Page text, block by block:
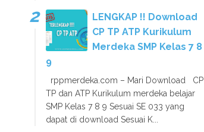
LENGKAP !! Download
CP TP ATP Kurikulum
Merdeka SMP Kelas 7 8
9
rppmerdeka.com – Mari Download CP
TP dan ATP Kurikulum merdeka belajar
SMP Kelas 7 8 9 Sesuai SE 033 yang
dapat di download Sesuai K...